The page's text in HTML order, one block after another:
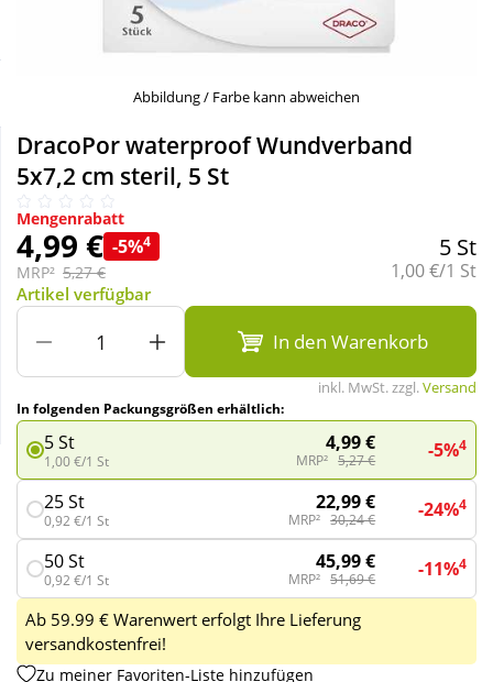
Täglich gut versorgt
Mutter & Kind
Nahrungsergänzung
Natur & Homöopathie
Sanitätshaus
Sport & Fitness
Wellness
Abbildung / Farbe kann abweichen
DracoPor waterproof Wundverband
5x7,2 cm steril, 5 St
Mengenrabatt
4,99 € -5%4
MRP² 5,27 €
5 St
Grundpreis:
1,00 €/1 St
Artikel verfügbar
In den Warenkorb
inkl. MwSt. zzgl.Versand
In folgenden Packungsgrößen erhältlich:
5 St
1,00 €/1 St
4,99 €
MRP² 5,27 € -5%4
25 St
0,92 €/1 St
22,99 €
MRP² 30,24 € -24%4
50 St
0,92 €/1 St
45,99 €
MRP² 51,69 € -11%4
Ab 59.99 € Warenwert erfolgt Ihre Lieferung
versandkostenfrei!
Zu meiner Favoriten-Liste hinzufügen